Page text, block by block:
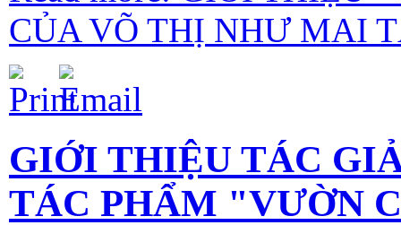
CỦA VÕ THỊ NHƯ MAI
GIỚI THIỆU TÁC
TÁC PHẨM "VƯỜN